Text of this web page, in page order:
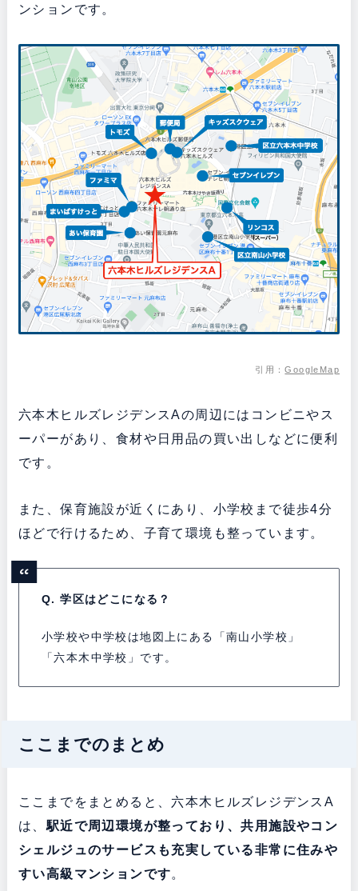
ンションです。
引用：GoogleMap
六本木ヒルズレジデンスAの周辺にはコンビニやス
ーパーがあり、食材や日用品の買い出しなどに便利
です。
また、保育施設が近くにあり、小学校まで徒歩4分
ほどで行けるため、子育て環境も整っています。
Q. 学区はどこになる？
小学校や中学校は地図上にある「南山小学校」
「六本木中学校」です。
ここまでのまとめ
ここまでをまとめると、六本木ヒルズレジデンスA
は、駅近で周辺環境が整っており、共用施設やコン
シェルジュのサービスも充実している非常に住みや
すい高級マンションです。